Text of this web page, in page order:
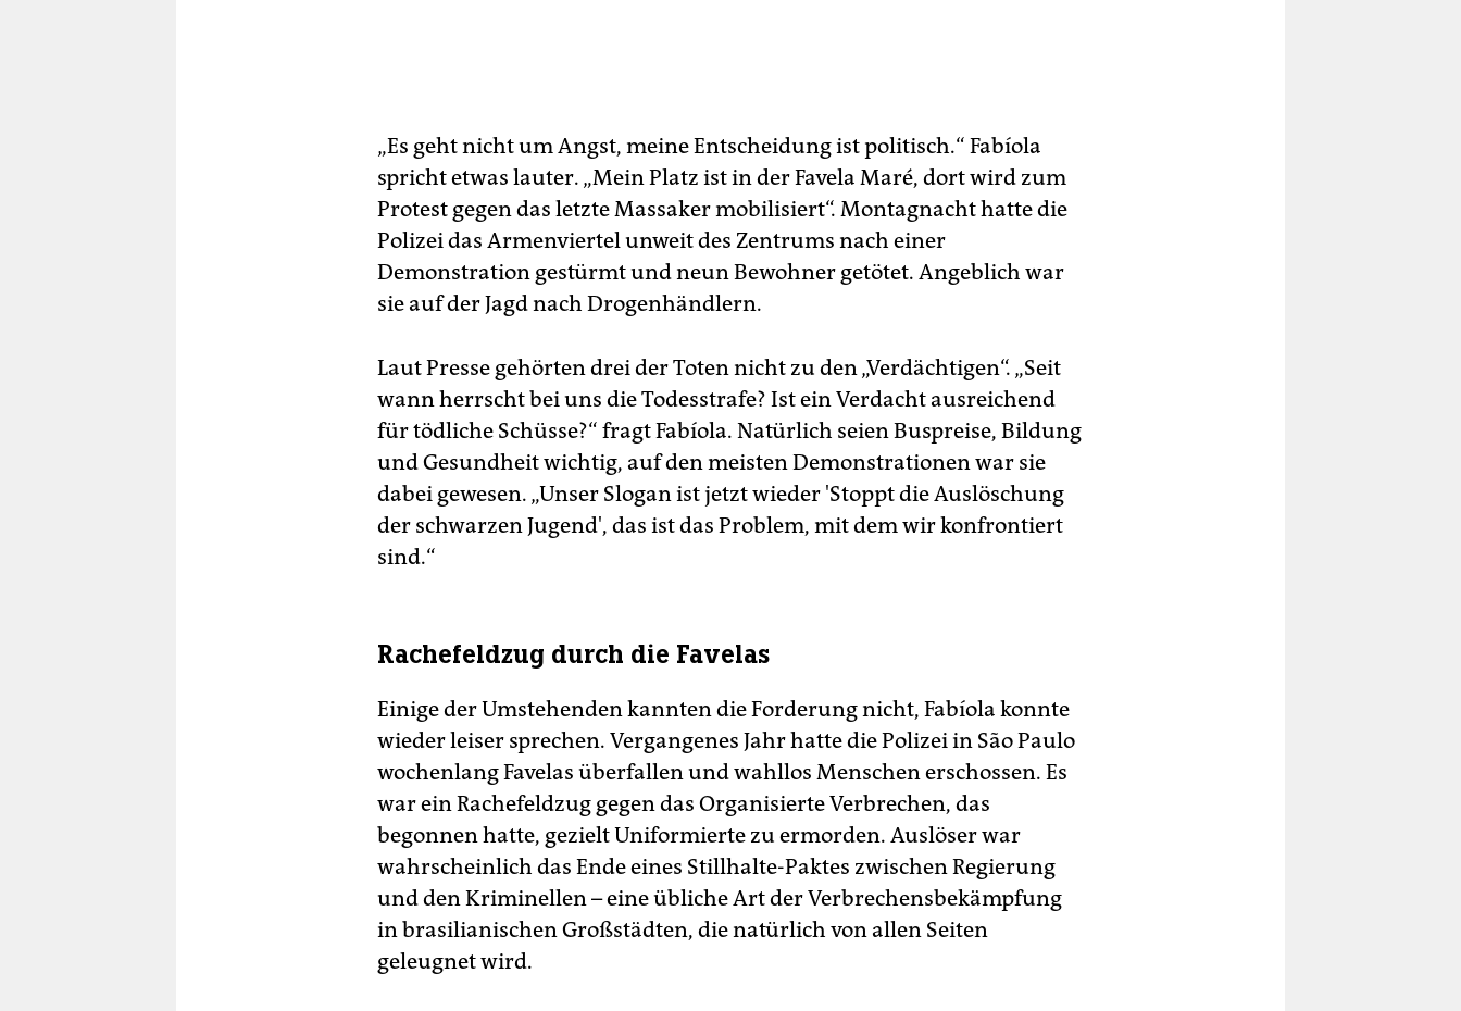
„Es geht nicht um Angst, meine Entscheidung ist politisch.“ Fabíola
spricht etwas lauter. „Mein Platz ist in der Favela Maré, dort wird zum
Protest gegen das letzte Massaker mobilisiert“. Montagnacht hatte die
Polizei das Armenviertel unweit des Zentrums nach einer
Demonstration gestürmt und neun Bewohner getötet. Angeblich war
sie auf der Jagd nach Drogenhändlern.
Laut Presse gehörten drei der Toten nicht zu den „Verdächtigen“. „Seit
wann herrscht bei uns die Todesstrafe? Ist ein Verdacht ausreichend
für tödliche Schüsse?“ fragt Fabíola. Natürlich seien Buspreise, Bildung
und Gesundheit wichtig, auf den meisten Demonstrationen war sie
dabei gewesen. „Unser Slogan ist jetzt wieder 'Stoppt die Auslöschung
der schwarzen Jugend', das ist das Problem, mit dem wir konfrontiert
sind.“
Rachefeldzug durch die Favelas
Einige der Umstehenden kannten die Forderung nicht, Fabíola konnte
wieder leiser sprechen. Vergangenes Jahr hatte die Polizei in São Paulo
wochenlang Favelas überfallen und wahllos Menschen erschossen. Es
war ein Rachefeldzug gegen das Organisierte Verbrechen, das
begonnen hatte, gezielt Uniformierte zu ermorden. Auslöser war
wahrscheinlich das Ende eines Stillhalte-Paktes zwischen Regierung
und den Kriminellen – eine übliche Art der Verbrechensbekämpfung
in brasilianischen Großstädten, die natürlich von allen Seiten
geleugnet wird.